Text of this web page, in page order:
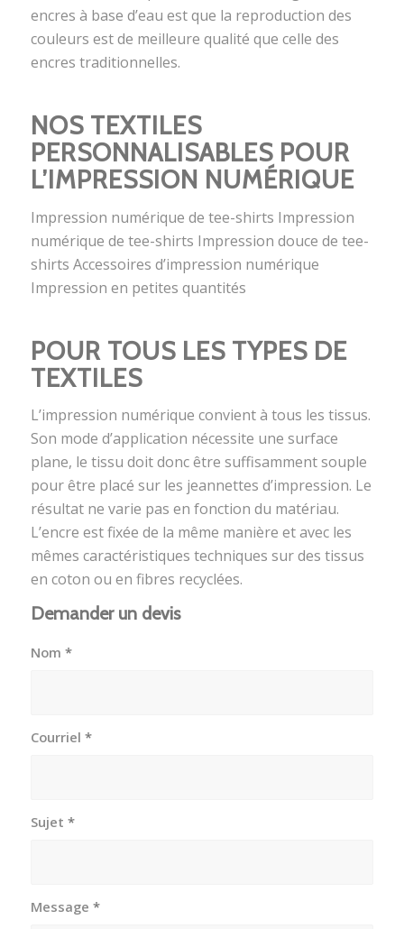
encres à base d’eau est que la reproduction des
couleurs est de meilleure qualité que celle des
encres traditionnelles.
NOS TEXTILES
PERSONNALISABLES POUR
L’IMPRESSION NUMÉRIQUE
Impression numérique de tee-shirts Impression
numérique de tee-shirts Impression douce de tee-
shirts Accessoires d’impression numérique
Impression en petites quantités
POUR TOUS LES TYPES DE
TEXTILES
L’impression numérique convient à tous les tissus.
Son mode d’application nécessite une surface
plane, le tissu doit donc être suffisamment souple
pour être placé sur les jeannettes d’impression. Le
résultat ne varie pas en fonction du matériau.
L’encre est fixée de la même manière et avec les
mêmes caractéristiques techniques sur des tissus
en coton ou en fibres recyclées.
Demander un devis
Nom *
Courriel *
Sujet *
Message *